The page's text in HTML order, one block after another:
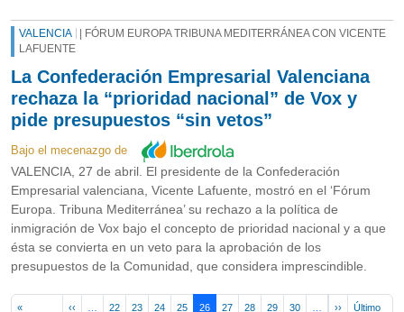
VALENCIA
| FÓRUM EUROPA TRIBUNA MEDITERRÁNEA CON VICENTE
LAFUENTE
La Confederación Empresarial Valenciana
rechaza la “prioridad nacional” de Vox y
pide presupuestos “sin vetos”
Bajo el mecenazgo de
VALENCIA, 27 de abril. El presidente de la Confederación
Empresarial valenciana, Vicente Lafuente, mostró en el ‘Fórum
Europa. Tribuna Mediterránea’ su rechazo a la política de
inmigración de Vox bajo el concepto de prioridad nacional y a que
ésta se convierta en un veto para la aprobación de los
presupuestos de la Comunidad, que considera imprescindible.
Pagination
«
‹‹ Previous page
22 23 24 25 26 27 28 29 30 ››Next page
Último